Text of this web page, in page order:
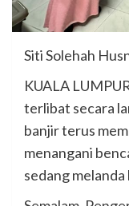
Siti Solehah
KUALA
terlibat secara
banjir terus
menangani
sedang